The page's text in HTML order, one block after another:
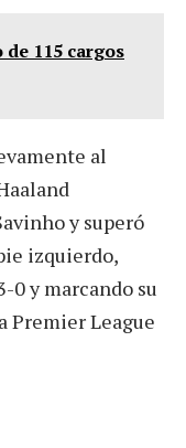
de 115 cargos
al
y superó
izquierdo,
0 y marcando su
Premier League